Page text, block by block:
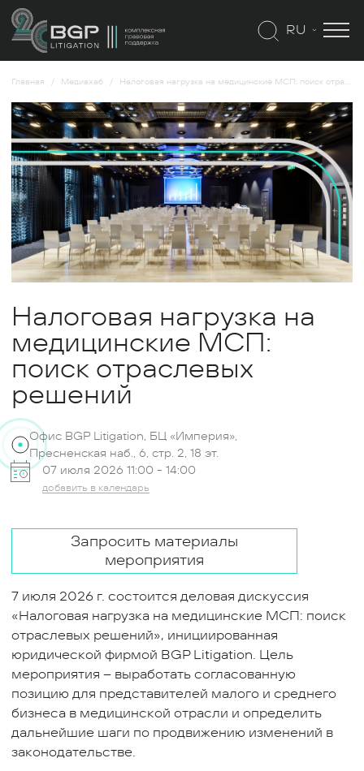
RU
Главная Медиахаб Налоговая нагрузка на медицинские МСП: поиск отраслевых решений
Налоговая нагрузка на
медицинские МСП:
поиск отраслевых
решений
Офис BGP Litigation, БЦ «Империя»,
Пресненская наб., 6, стр. 2, 18 эт.
07 июля 2026 11:00 - 14:00
добавить в календарь
Запросить материалы
мероприятия
7 июля 2026 г. состоится деловая дискуссия
«Налоговая нагрузка на медицинские МСП: поиск
отраслевых решений», инициированная
юридической фирмой BGP Litigation. Цель
мероприятия – выработать согласованную
позицию для представителей малого и среднего
бизнеса в медицинской отрасли и определить
дальнейшие шаги по продвижению изменений в
законодательстве.